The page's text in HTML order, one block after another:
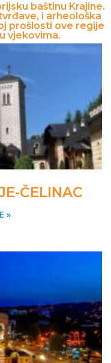
baštinu Krajine.
i arheološka
prošlosti ove regije
vjekovima.
ČELINAC
»